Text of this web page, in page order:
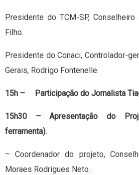
Presidente do TCM-SP,
Filho.
Presidente do Conaci, Controlador-
Gerais, Rodrigo Fontenelle.
15h – Participação do Jornalista
15h30 – Apresentação do
ferramenta).
– Coordenador do projeto,
Moraes Rodrigues Neto.